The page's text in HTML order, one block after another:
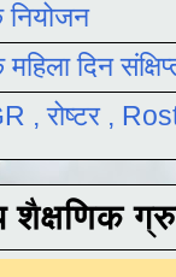
नियोजन
दिन
, रोष्टर ,
शैक्षणिक